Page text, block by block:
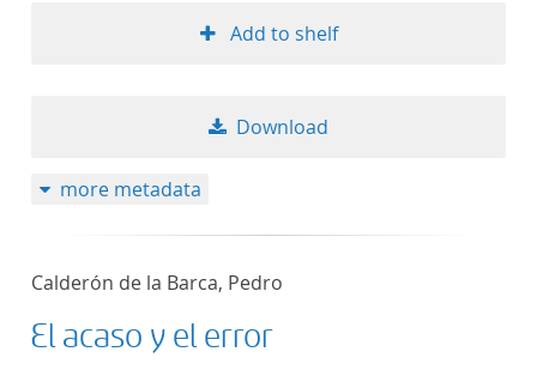
Add to shelf
Download
more metadata
Calderón de la Barca, Pedro
El acaso y el error